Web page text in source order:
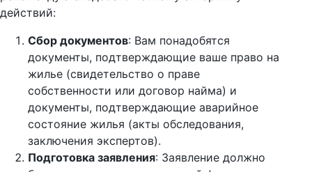
действий:
Сбор документов: Вам понадобятся
документы, подтверждающие ваше право на
жилье (свидетельство о праве
собственности или договор найма) и
документы, подтверждающие аварийное
состояние жилья (акты обследования,
заключения экспертов).
Подготовка заявления: Заявление должно